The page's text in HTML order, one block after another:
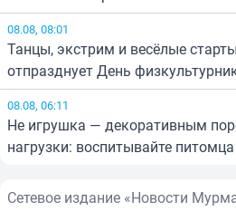
08.08, 08:01
Танцы, экстрим и весёлые
отпразднует День
08.08, 06:11
Не игрушка — декоративным
нагрузки: воспитывайте
Сетевое издание «Новости